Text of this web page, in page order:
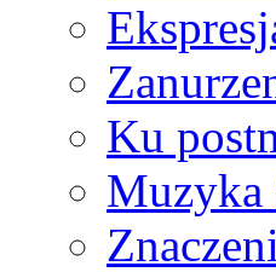
Ku
Muzyka